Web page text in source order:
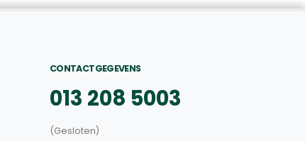
CONTACTGEGEVENS
013 208 5003
(Gesloten)